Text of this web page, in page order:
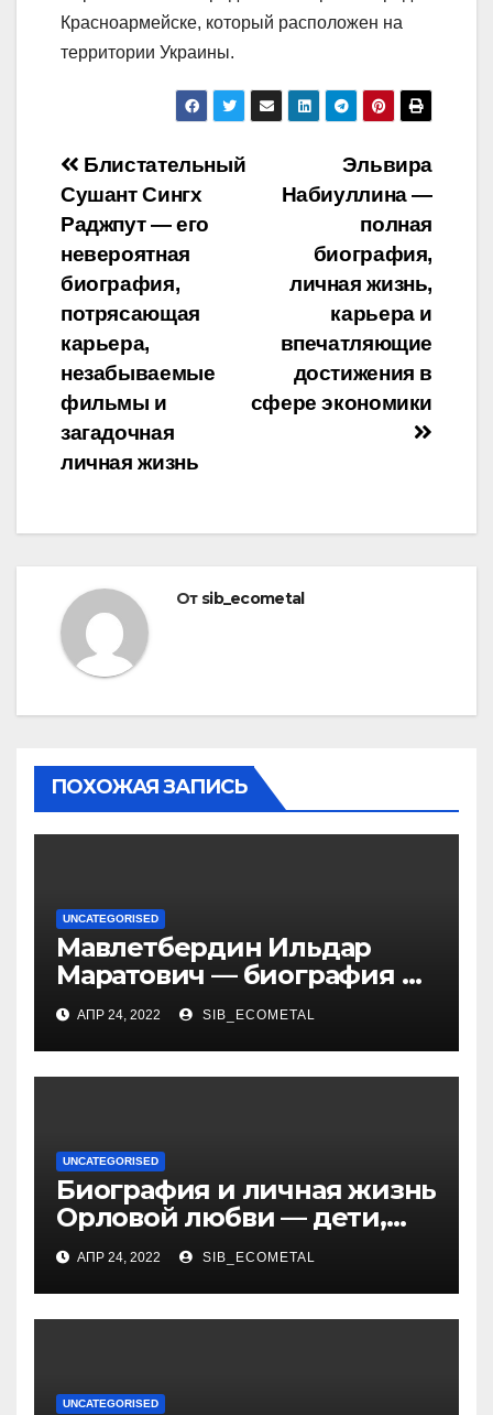
Красноармейске, который расположен на
территории Украины.
Навигация
по
записям
Эльвира
Набиуллина —
полная
биография,
личная жизнь,
карьера и
впечатляющие
достижения в
сфере экономики
Блистательный
Сушант Сингх
Раджпут — его
невероятная
биография,
потрясающая
карьера,
незабываемые
фильмы и
загадочная
личная жизнь
От sib_ecometal
ПОХОЖАЯ ЗАПИСЬ
UNCATEGORISED
Мавлетбердин Ильдар
Маратович — биография и
достижения талантливого
российского политика и
бизнесмена
АПР 24, 2022 SIB_ECOMETAL
UNCATEGORISED
Биография и личная жизнь
Орловой любви — дети,
достижения, семейные
радости
АПР 24, 2022 SIB_ECOMETAL
UNCATEGORISED